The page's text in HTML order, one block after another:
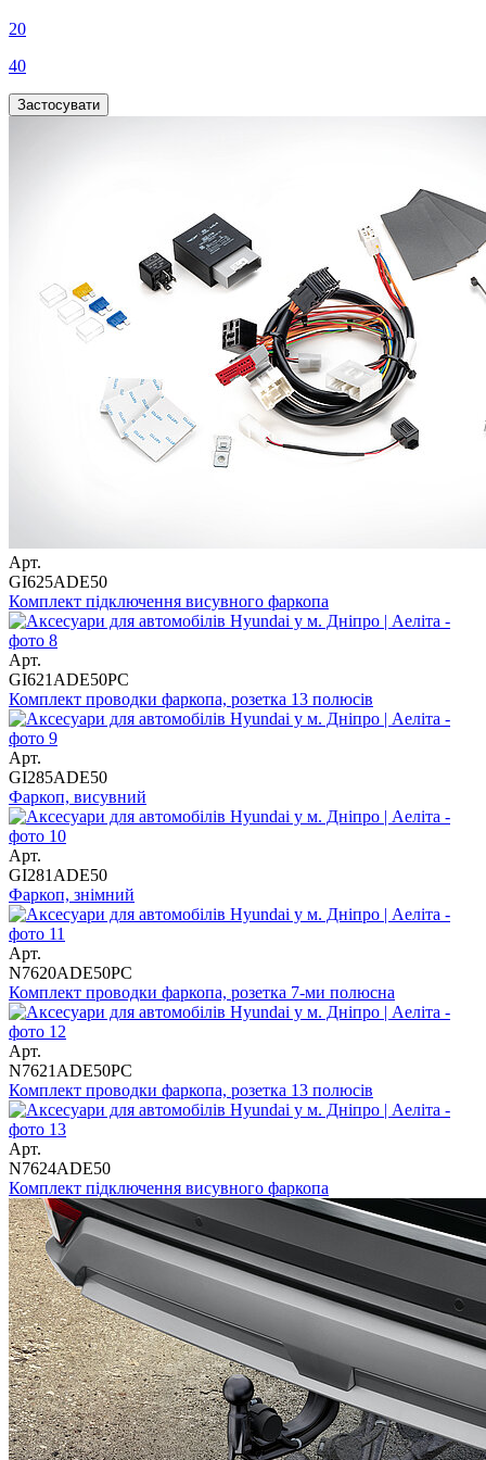
20
40
Арт.
GI625ADE50
Комплект підключення висувного фаркопа
Арт.
GI621ADE50PC
Комплект проводки фаркопа, розетка 13 полюсів
Арт.
GI285ADE50
Фаркоп, висувний
Арт.
GI281ADE50
Фаркоп, знімний
Арт.
N7620ADE50PC
Комплект проводки фаркопа, розетка 7-ми полюсна
Арт.
N7621ADE50PC
Комплект проводки фаркопа, розетка 13 полюсів
Арт.
N7624ADE50
Комплект підключення висувного фаркопа